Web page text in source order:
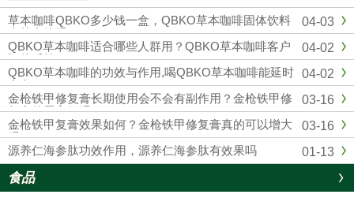
佐卡因浓度符合美国FDA保举浓度以及欧洲CE
标准，用起来更安心。固态苯佐卡因在有效较低
敏感度的同时不存在外漏隐患，不用担心伴侣的
快感应感染到影响。杜蕾...
04-03
草本咖啡QBKO多少钱一盒，QBKO草本咖啡固体饮料
真的有效吗
04-02
QBKO草本咖啡适合哪些人群用？QBKO草本咖啡客户
评价反馈
04-02
QBKO草本咖啡的功效与作用,喝QBKO草本咖啡能延时
多久
03-16
金枪铁甲修复膏长期使用会不会有副作用？金枪铁甲修
复膏使用方便吗？
03-16
金枪铁甲复膏效果如何？金枪铁甲修复膏真的可以增大
吗？
01-13
源养仁海参肽功效作用，源养仁海参肽有效果吗
食品